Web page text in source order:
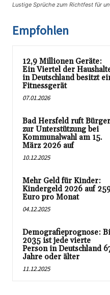
Lustige Sprüche zum Richtfest für
Empfohlen
12,9 Millionen Geräte:
Ein Viertel der
in Deutschland besitzt
Fitnessgerät
07.01.2026
Bad Hersfeld ruft Bürger
zur Unterstützung bei
Kommunalwahl am 15.
März 2026 auf
10.12.2025
Mehr Geld für Kinder:
Kindergeld 2026 auf
Euro pro Monat
04.12.2025
Demografieprognose:
2035 ist jede vierte
Person in Deutschland
Jahre oder älter
11.12.2025